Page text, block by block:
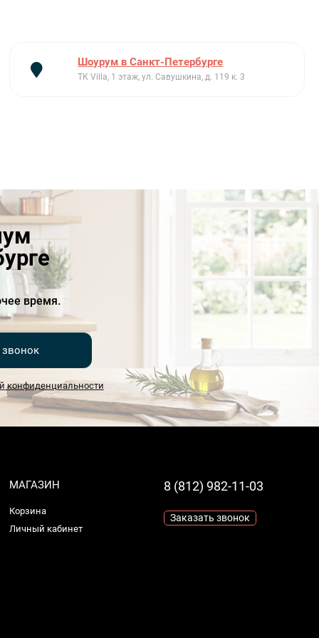
Шоурум в Санкт-Петербурге
ТК Villa, 1 этаж, ул. Савушкина, д. 119 к. 3
время.
звонок
конфиденциальности
МАГАЗИН
Корзина
Личный кабинет
8 (812) 982-11-03
Заказать звонок